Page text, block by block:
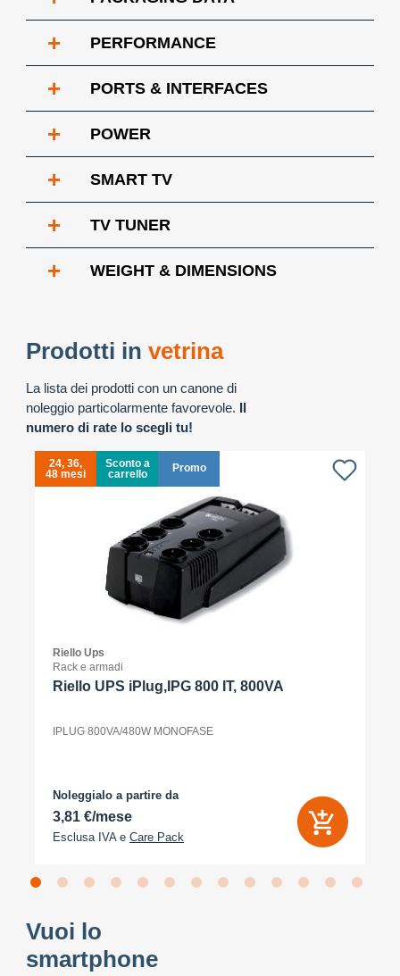
+ PERFORMANCE
+ PORTS & INTERFACES
+ POWER
+ SMART TV
+ TV TUNER
+ WEIGHT & DIMENSIONS
Prodotti in vetrina
La lista dei prodotti con un canone di
noleggio particolarmente favorevole. Il
numero di rate lo scegli tu!
24, 36,
48 mesi
Sconto a
carrello
Promo
Riello Ups
Rack e armadi
Riello UPS iPlug,IPG 800 IT, 800VA
IPLUG 800VA/480W MONOFASE
Noleggialo a partire da
3,81 €/mese
Esclusa IVA e Care Pack
Vuoi lo
smartphone